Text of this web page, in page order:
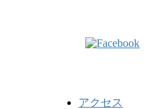
アクセス